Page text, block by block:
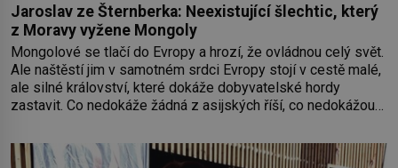
Jaroslav ze Šternberka: Neexistující šlechtic, který
z Moravy vyžene Mongoly
Mongolové se tlačí do Evropy a hrozí, že ovládnou celý svět.
Ale naštěstí jim v samotném srdci Evropy stojí v cestě malé,
ale silné království, které dokáže dobyvatelské hordy
zastavit. Co nedokáže žádná z asijských říší, co nedokážou
od roku 1223 postupují podél Kaspického a Azovského
moře,